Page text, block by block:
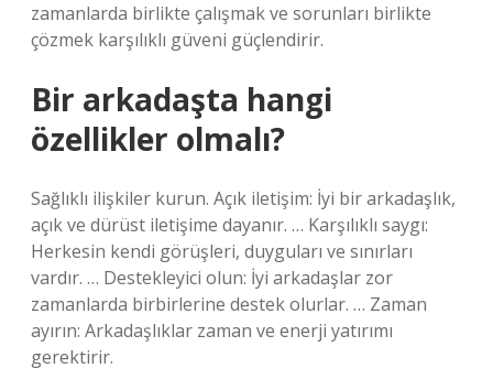
zamanlarda birlikte çalışmak ve sorunları birlikte
çözmek karşılıklı güveni güçlendirir.
Bir arkadaşta hangi
özellikler olmalı?
Sağlıklı ilişkiler kurun. Açık iletişim: İyi bir arkadaşlık,
açık ve dürüst iletişime dayanır. … Karşılıklı saygı:
Herkesin kendi görüşleri, duyguları ve sınırları
vardır. … Destekleyici olun: İyi arkadaşlar zor
zamanlarda birbirlerine destek olurlar. … Zaman
ayırın: Arkadaşlıklar zaman ve enerji yatırımı
gerektirir.